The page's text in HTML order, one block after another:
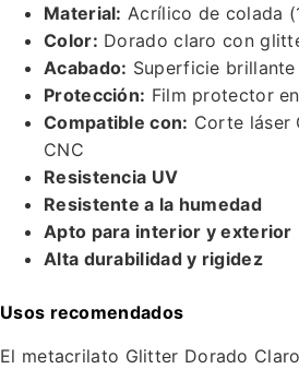
Material: Acrílico de colada
Color: Dorado claro con
Acabado: Superficie
Protección: Film protector
Compatible con: Corte láser
CNC
Resistencia UV
Resistente a la humedad
Apto para interior y exterior
Alta durabilidad y rigidez
Usos recomendados
El metacrilato Glitter Dorado